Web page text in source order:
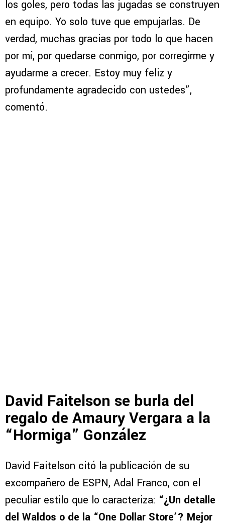
los goles, pero todas las jugadas se construyen
en equipo. Yo solo tuve que empujarlas. De
verdad, muchas gracias por todo lo que hacen
por mí, por quedarse conmigo, por corregirme y
ayudarme a crecer. Estoy muy feliz y
profundamente agradecido con ustedes”,
comentó.
David Faitelson se burla del
regalo de Amaury Vergara a la
“Hormiga” González
David Faitelson citó la publicación de su
excompañero de ESPN, Adal Franco, con el
peculiar estilo que lo caracteriza: “¿Un detalle
del Waldos o de la “One Dollar Store’? Mejor